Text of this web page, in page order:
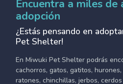
Encuentra a miles de
adopción
¿Estás pensando en
Pet Shelter!
En Miwuki Pet Shelter podrás
cachorros, gatos, gatitos,
ratones, chinchillas, jerbos,